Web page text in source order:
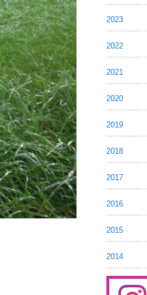
2023
2022
2021
2020
2019
2018
2017
2016
2015
2014